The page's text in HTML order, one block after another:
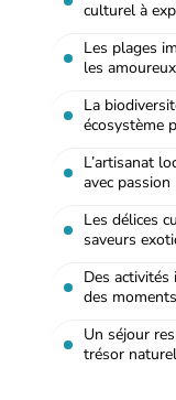
culturel à
Les plages
les
La
écosystème
L’artisanat
avec passion
Les délices
saveurs
Des activités
des
Un séjour
trésor naturel